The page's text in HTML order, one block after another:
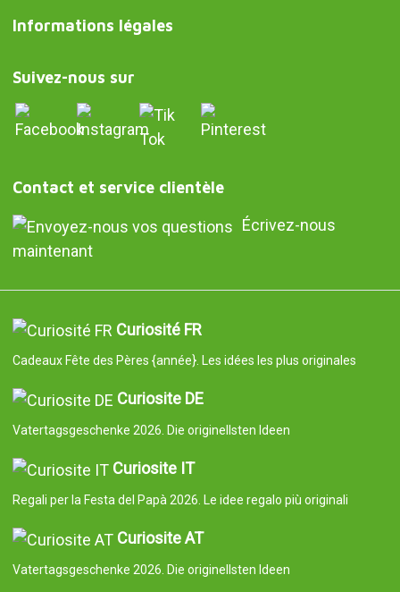
Informations légales
Suivez-nous sur
Contact et service clientèle
Écrivez-nous
maintenant
Curiosité FR
Cadeaux Fête des Pères {année}. Les idées les plus originales
Curiosite DE
Vatertagsgeschenke 2026. Die originellsten Ideen
Curiosite IT
Regali per la Festa del Papà 2026. Le idee regalo più originali
Curiosite AT
Vatertagsgeschenke 2026. Die originellsten Ideen